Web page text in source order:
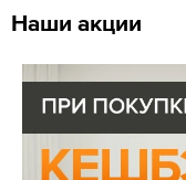
Наши акции